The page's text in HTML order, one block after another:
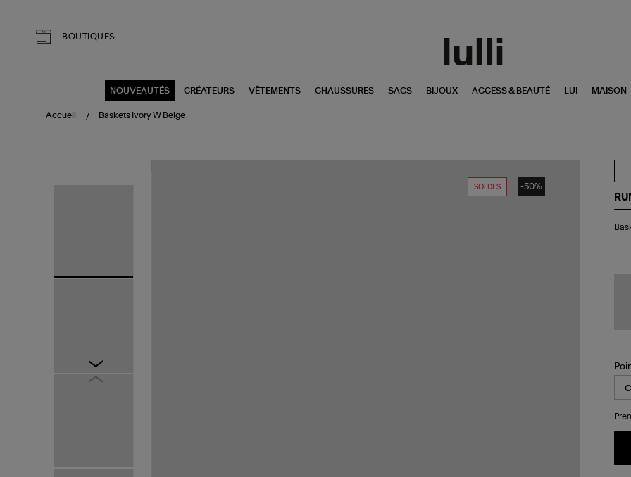
BOUTIQUES
NOUVEAUTÉS CRÉATEURS VÊTEMENTS CHAUSSURES SACS BIJOUX ACCESS & BEAUTÉ LUI MAISON
Accueil Baskets Ivory W Beige
SOLDES -50%